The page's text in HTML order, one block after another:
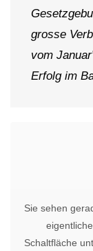
grosse
vom
Erfolg im
Sie sehen
Schaltfläche